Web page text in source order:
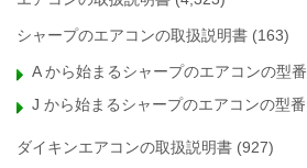
シャープのエアコンの取扱説明書 (163)
A から始まるシャープのエアコンの型番
J から始まるシャープのエアコンの型番
ダイキンエアコンの取扱説明書 (927)